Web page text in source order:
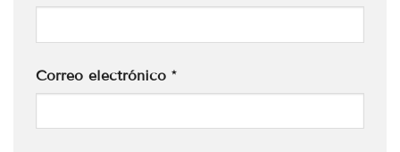
Correo electrónico *